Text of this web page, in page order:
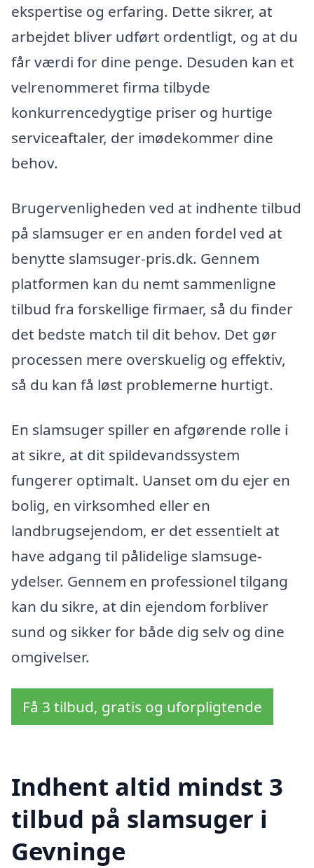
ekspertise og erfaring. Dette sikrer, at
arbejdet bliver udført ordentligt, og at du
får værdi for dine penge. Desuden kan et
velrenommeret firma tilbyde
konkurrencedygtige priser og hurtige
serviceaftaler, der imødekommer dine
behov.
Brugervenligheden ved at indhente tilbud
på slamsuger er en anden fordel ved at
benytte slamsuger-pris.dk. Gennem
platformen kan du nemt sammenligne
tilbud fra forskellige firmaer, så du finder
det bedste match til dit behov. Det gør
processen mere overskuelig og effektiv,
så du kan få løst problemerne hurtigt.
En slamsuger spiller en afgørende rolle i
at sikre, at dit spildevandssystem
fungerer optimalt. Uanset om du ejer en
bolig, en virksomhed eller en
landbrugsejendom, er det essentielt at
have adgang til pålidelige slamsuge-
ydelser. Gennem en professionel tilgang
kan du sikre, at din ejendom forbliver
sund og sikker for både dig selv og dine
omgivelser.
Få 3 tilbud, gratis og uforpligtende
Indhent altid mindst 3
tilbud på slamsuger i
Gevninge